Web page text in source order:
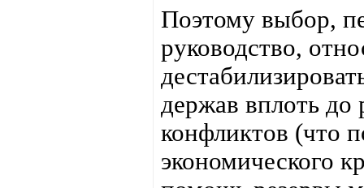
Поэтому выбор,
руководство,
держав вплоть до
конфликтов (что
экономического